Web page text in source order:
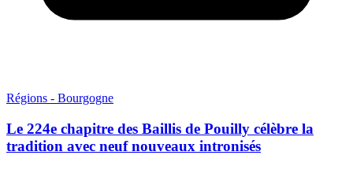
Régions - Bourgogne
Le 224e chapitre des Baillis de Pouilly célèbre la
tradition avec neuf nouveaux intronisés